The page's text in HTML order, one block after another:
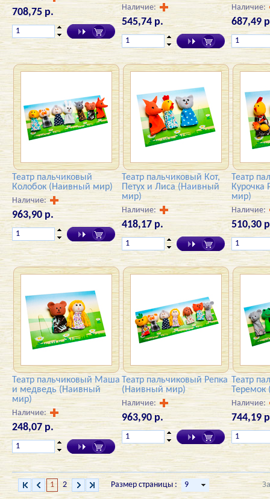
708,75 р. Наличие:
545,74 р.
Наличие:
687,49
Театр пальчиковый
Колобок (Наивный мир)
Наличие:
963,90 р.
Театр пальчиковый Кот,
Петух и Лиса (Наивный
мир)
Наличие:
418,17 р.
Театр
мир)
Наличие:
510,30
Театр пальчиковый Маша
и медведь (Наивный
мир)
Наличие:
248,07 р.
Театр пальчиковый Репка
(Наивный мир)
Наличие:
963,90 р.
Театр
Наличие:
744,19
1 2 Размер страницы :